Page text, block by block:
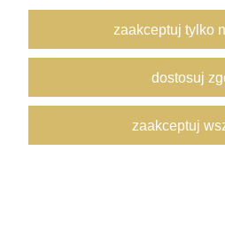
Producent:
21,00 ZŁ
zaakceptuj tylko
dostosuj
zaakceptuj